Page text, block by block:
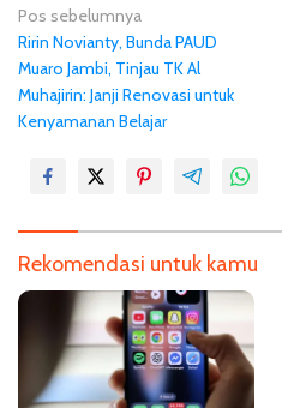
N
a
v
i
i
p
Pos sebelumnya
Ririn Novianty, Bunda PAUD
Muaro Jambi, Tinjau TK Al
Muhajirin: Janji Renovasi untuk
Kenyamanan Belajar
Rekomendasi untuk kamu